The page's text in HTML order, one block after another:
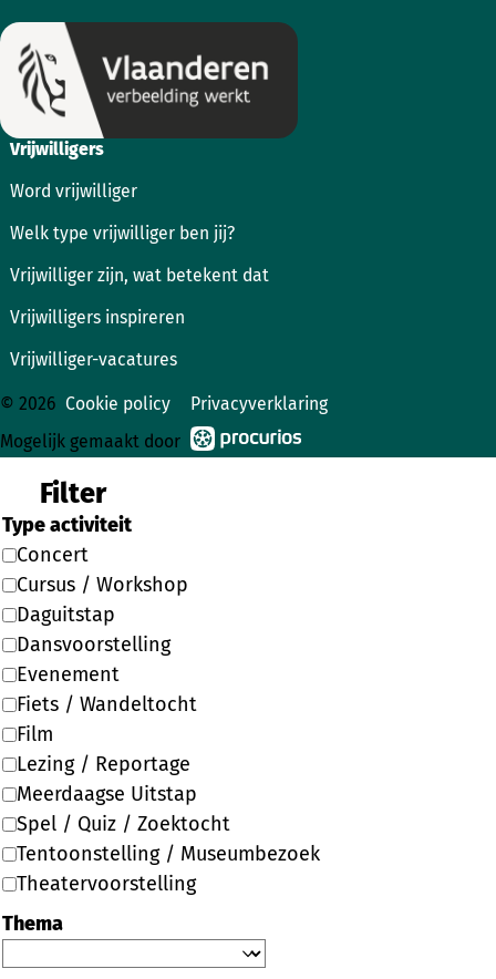
Vrijwilligers
Word vrijwilliger
Welk type vrijwilliger ben jij?
Vrijwilliger zijn, wat betekent dat
Vrijwilligers inspireren
Vrijwilliger-vacatures
© 2026 Cookie policy
Privacyverklaring
Mogelijk gemaakt door
Filter
Type activiteit
Concert
Cursus / Workshop
Daguitstap
Dansvoorstelling
Evenement
Fiets / Wandeltocht
Film
Lezing / Reportage
Meerdaagse Uitstap
Spel / Quiz / Zoektocht
Tentoonstelling / Museumbezoek
Theatervoorstelling
Thema